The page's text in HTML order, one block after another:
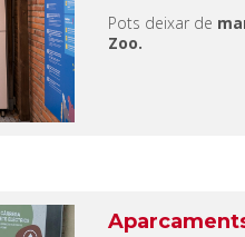
Pots deixar de
Zoo.